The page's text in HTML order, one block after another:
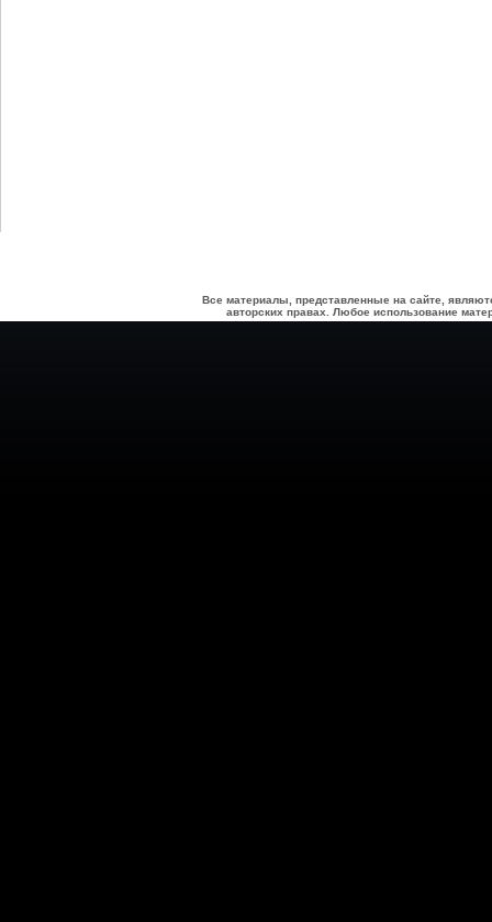
Все материалы, представленные на сайте,
авторских правах. Любое использование